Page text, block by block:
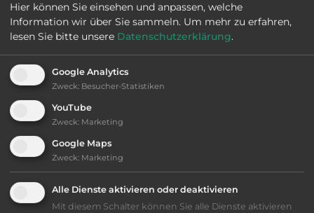
Sehenswürdigkeiten:
Ruine der Ordensburg, Geschichtsmuseum von
Cēsis im neuen Schloss.
Ausstattung
bis 25,- Euro
Hier können Sie einsehen und anpassen, welche
Information wir über Sie sammeln. Um mehr zu erfahren,
lesen Sie bitte unsere Datenschutzerklärung.
Google Analytics
Zweck: Besucher-Statistiken
YouTube
Zweck: Marketing
Google Maps
Zweck: Marketing
Alle Dienste aktivieren oder deaktivieren
Mit diesem Schalter können Sie alle Dienste aktivieren